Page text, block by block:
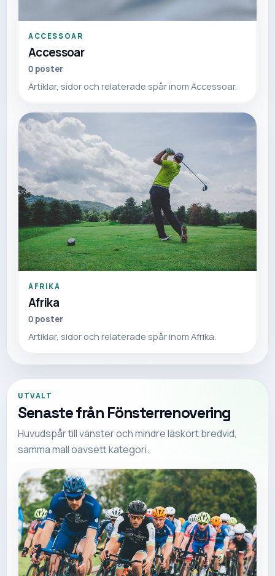
ACCESSOAR
Accessoar
0 poster
Artiklar, sidor och relaterade spår inom Accessoar.
AFRIKA
Afrika
0 poster
Artiklar, sidor och relaterade spår inom Afrika.
UTVALT
Senaste från Fönsterrenovering
Huvudspår till vänster och mindre läskort bredvid,
samma mall oavsett kategori.